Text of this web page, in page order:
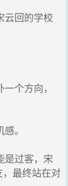
回的学校
个方向，
。
过客，宋
最终站在对